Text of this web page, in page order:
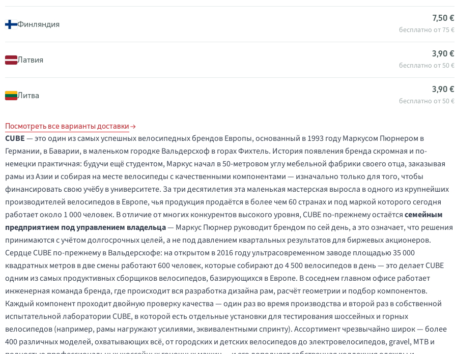
Финляндия
7,50 €
бесплатно от 75 €
Латвия
3,90 €
бесплатно от 50 €
Литва
3,90 €
бесплатно от 50 €
Посмотреть все варианты доставки
CUBE— это один из самых успешных велосипедных брендов Европы, основанный в 1993 году Маркусом Пюрнером в
Германии, в Баварии, в маленьком городке Вальдерсхоф в горах Фихтель. История появления бренда скромная и по-
немецки практичная: будучи ещё студентом, Маркус начал в 50-метровом углу мебельной фабрики своего отца, заказывая
рамы из Азии и собирая на месте велосипеды с качественными компонентами — изначально только для того, чтобы
финансировать свою учёбу в университете. За три десятилетия эта маленькая мастерская выросла в одного из крупнейших
производителей велосипедов в Европе, чья продукция продаётся в более чем 60 странах и под маркой которого сегодня
работает около 1 000 человек. В отличие от многих конкурентов высокого уровня, CUBE по-прежнему остаётсясемейным
предприятием под управлением владельца— Маркус Пюрнер руководит брендом по сей день, а это означает, что решения
принимаются с учётом долгосрочных целей, а не под давлением квартальных результатов для биржевых акционеров.
Сердце CUBE по-прежнему в Вальдерсхофе: на открытом в 2016 году ультрасовременном заводе площадью 35 000
квадратных метров в две смены работают 600 человек, которые собирают до 4 500 велосипедов в день — это делает CUBE
одним из самых продуктивных сборщиков велосипедов, базирующихся в Европе. В соседнем главном офисе работает
инженерная команда бренда, где происходит вся разработка дизайна рам, расчёт геометрии и подбор компонентов.
Каждый компонент проходит двойную проверку качества — один раз во время производства и второй раз в собственной
испытательной лаборатории CUBE, в которой есть отдельные установки для тестирования шоссейных и горных
велосипедов (например, рамы нагружают усилиями, эквивалентными спринту). Ассортимент чрезвычайно широк — более
400 различных моделей, охватывающих всё, от городских и детских велосипедов до электровелосипедов, gravel, MTB и